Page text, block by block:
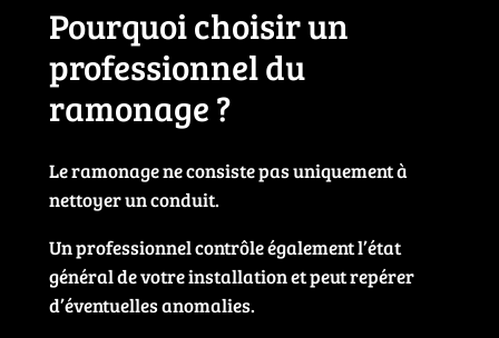
Pourquoi choisir un
professionnel du
ramonage ?
Le ramonage ne consiste pas uniquement à
nettoyer un conduit.
Un professionnel contrôle également l’état
général de votre installation et peut repérer
d’éventuelles anomalies.